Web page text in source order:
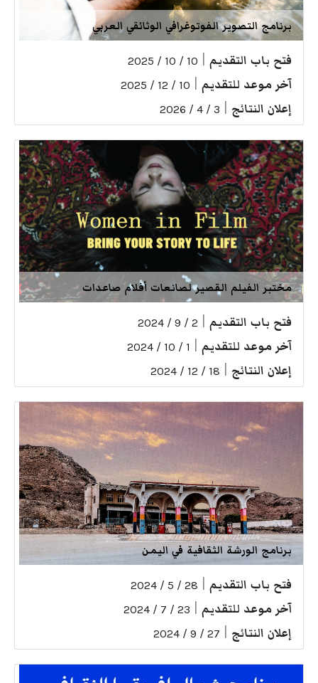
برنامج التصوير الفوتوغرافي الوثائقي العربي
فتح باب التقديم 10 / 10 / 2025
آخر موعد للتقديم 10 / 12 / 2025
إعلان النتائج 3 / 4 / 2026
مختبر الفيلم القصير لصانعات أفلام صاعدات
فتح باب التقديم 2 / 9 / 2024
آخر موعد للتقديم 1 / 10 / 2024
إعلان النتائج 18 / 12 / 2024
برنامج الورشة الثقافية في اليمن
فتح باب التقديم 28 / 5 / 2024
آخر موعد للتقديم 23 / 7 / 2024
إعلان النتائج 27 / 9 / 2024